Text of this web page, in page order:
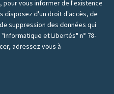
vous informer de l'existence
disposez d'un droit d'accès, de
suppression des données qui
et Libertés" n° 78-
adressez vous à